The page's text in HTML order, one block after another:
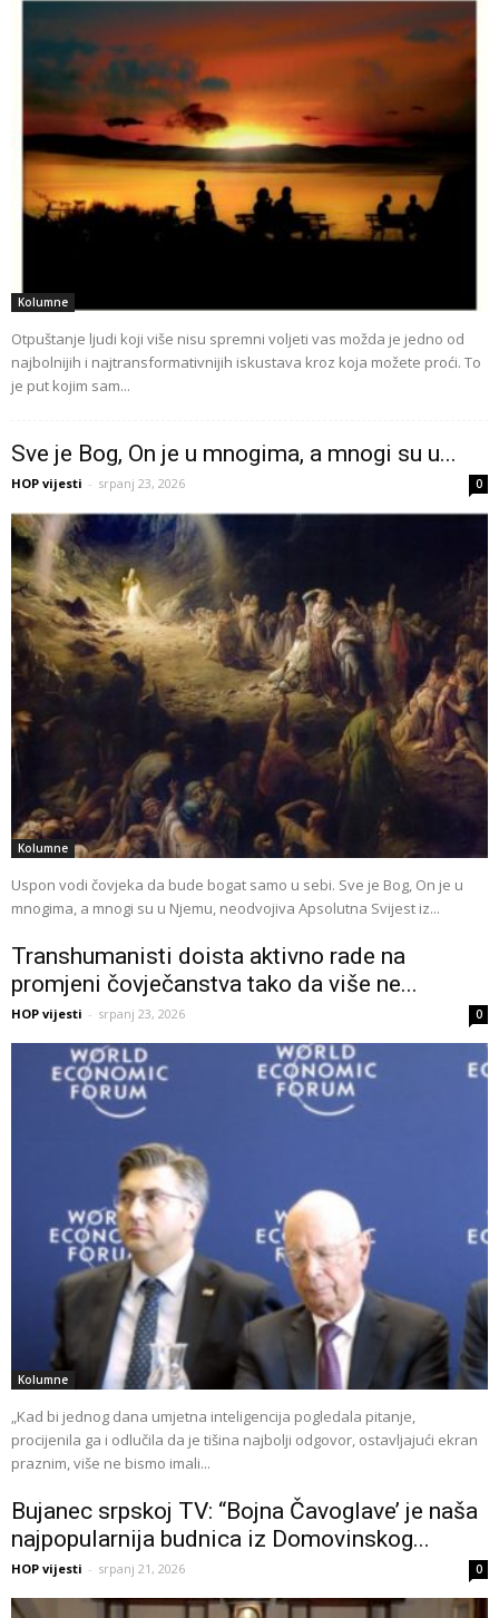
Kolumne
Otpuštanje ljudi koji više nisu spremni voljeti vas možda je jedno od
najbolnijih i najtransformativnijih iskustava kroz koja možete proći. To
je put kojim sam...
Sve je Bog, On je u mnogima, a mnogi su u...
HOP vijesti - srpanj 23, 2026 0
Kolumne
Uspon vodi čovjeka da bude bogat samo u sebi. Sve je Bog, On je u
mnogima, a mnogi su u Njemu, neodvojiva Apsolutna Svijest iz...
Transhumanisti doista aktivno rade na
promjeni čovječanstva tako da više ne...
HOP vijesti - srpanj 23, 2026 0
Kolumne
„Kad bi jednog dana umjetna inteligencija pogledala pitanje,
procijenila ga i odlučila da je tišina najbolji odgovor, ostavljajući ekran
praznim, više ne bismo imali...
Bujanec srpskoj TV: “Bojna Čavoglave’ je naša
najpopularnija budnica iz Domovinskog...
HOP vijesti - srpanj 21, 2026 0